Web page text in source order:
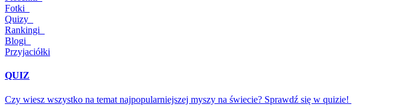
Fotki
Quizy
Rankingi
Blogi
Przyjaciółki
QUIZ
Czy wiesz wszystko na temat najpopularniejszej myszy na świecie? Sprawdź się w quizie!